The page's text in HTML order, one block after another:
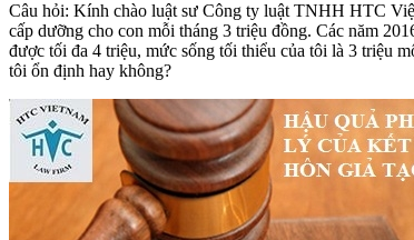
Câu hỏi: Kính chào luật sư Công ty luật TNHH HTC
cấp dưỡng cho con mỗi tháng 3 triệu đồng. Các năm
được tối đa 4 triệu, mức sống tối thiểu của tôi là 3 triệu
tôi ổn định hay không?